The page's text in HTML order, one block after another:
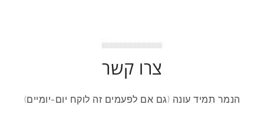
צרו קשר
הנמר תמיד עונה (גם אם לפעמים זה לוקח יום-יומיים)